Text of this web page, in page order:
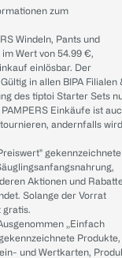
zum
Windeln, Pants und
Wert von 54.99 €,
einlösbar. Der
in allen BIPA Filialen
des tiptoi Starter Sets
Einkäufe ist
andernfalls wird
gekennzeichnete
Aktionen und
Solange der Vorrat
gratis.
„Einfach
Produkte,
und Wertkarten,